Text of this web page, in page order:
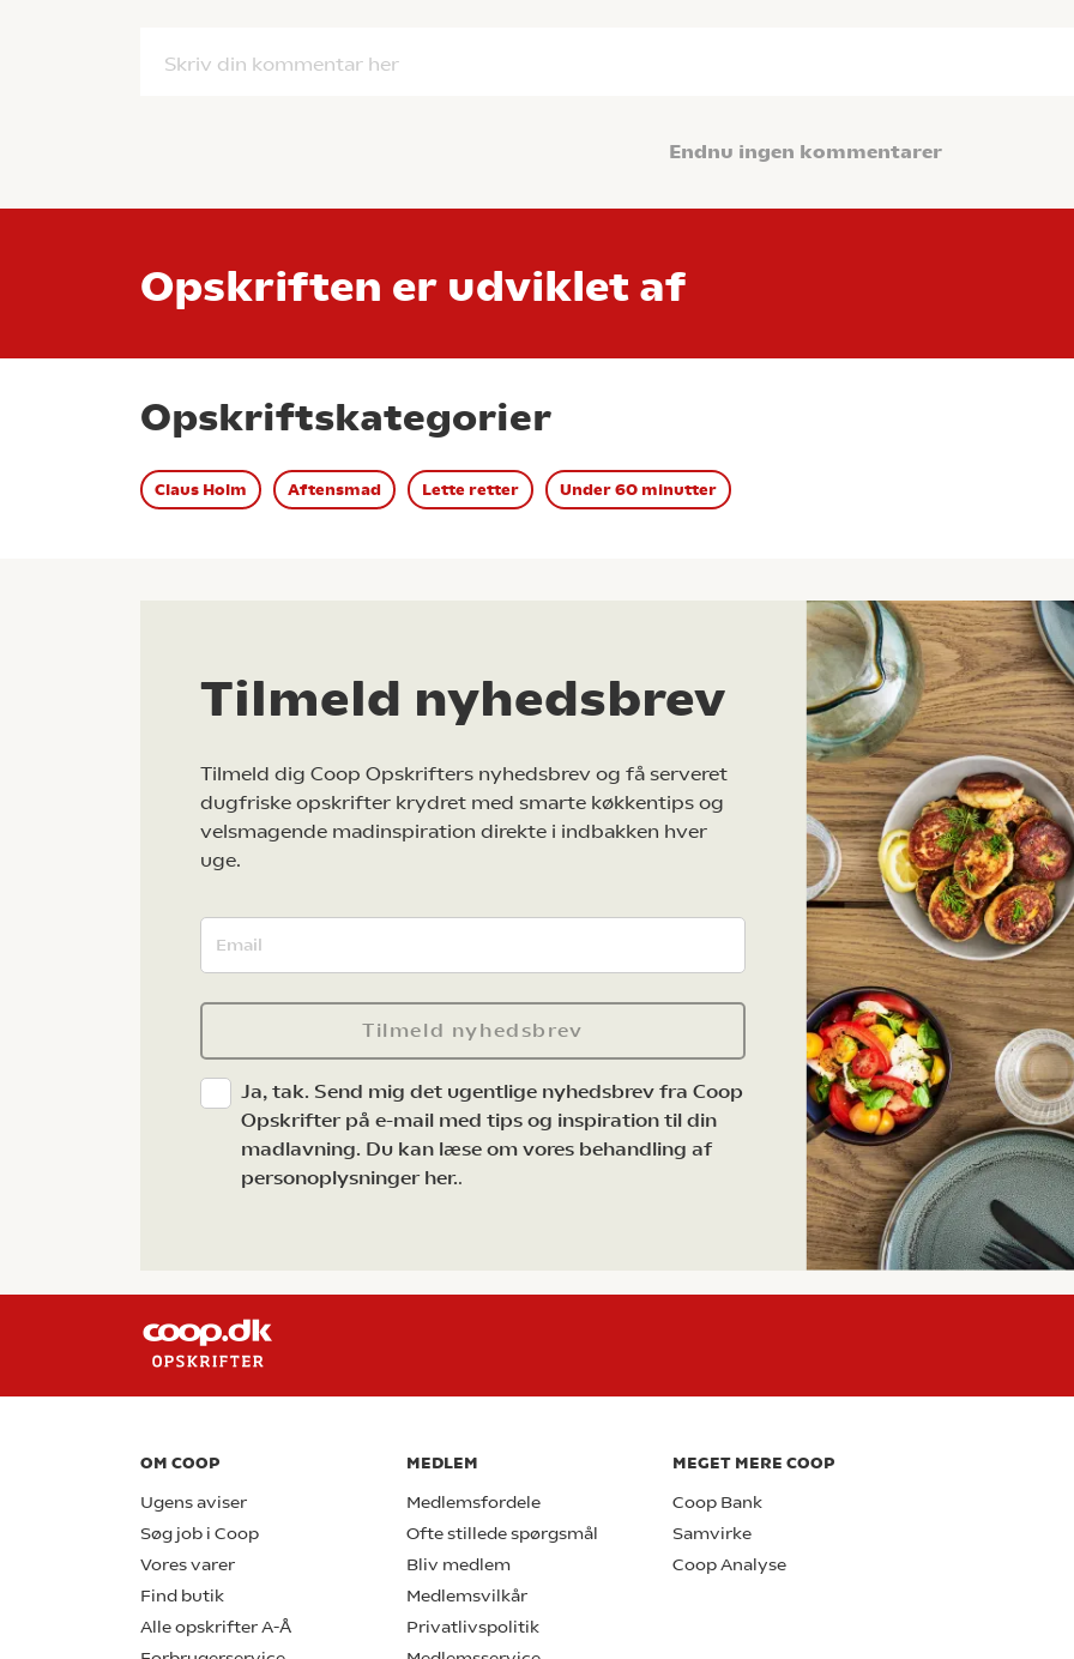
Skriv din kommentar her
Endnu ingen kommentarer
Opskriften er udviklet af
Opskriftskategorier
Claus Holm Aftensmad Lette retter Under 60 minutter
Tilmeld nyhedsbrev
Tilmeld dig Coop Opskrifters nyhedsbrev og få serveret
dugfriske opskrifter krydret med smarte køkkentips og
velsmagende madinspiration direkte i indbakken hver
uge.
Tilmeld nyhedsbrev
Ja, tak. Send mig det ugentlige nyhedsbrev fra Coop
Opskrifter på e-mail med tips og inspiration til din
madlavning. Du kan læse om vores behandling af
personoplysninger her..
OM COOP
Ugens aviser
Søg job i Coop
Vores varer
Find butik
Alle opskrifter A-Å
MEDLEM
Medlemsfordele
Ofte stillede spørgsmål
Bliv medlem
Medlemsvilkår
Privatlivspolitik
MEGET MERE COOP
Coop Bank
Samvirke
Coop Analyse